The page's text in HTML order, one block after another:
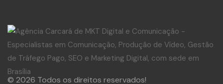
© 2026 Todos os direitos reservados!